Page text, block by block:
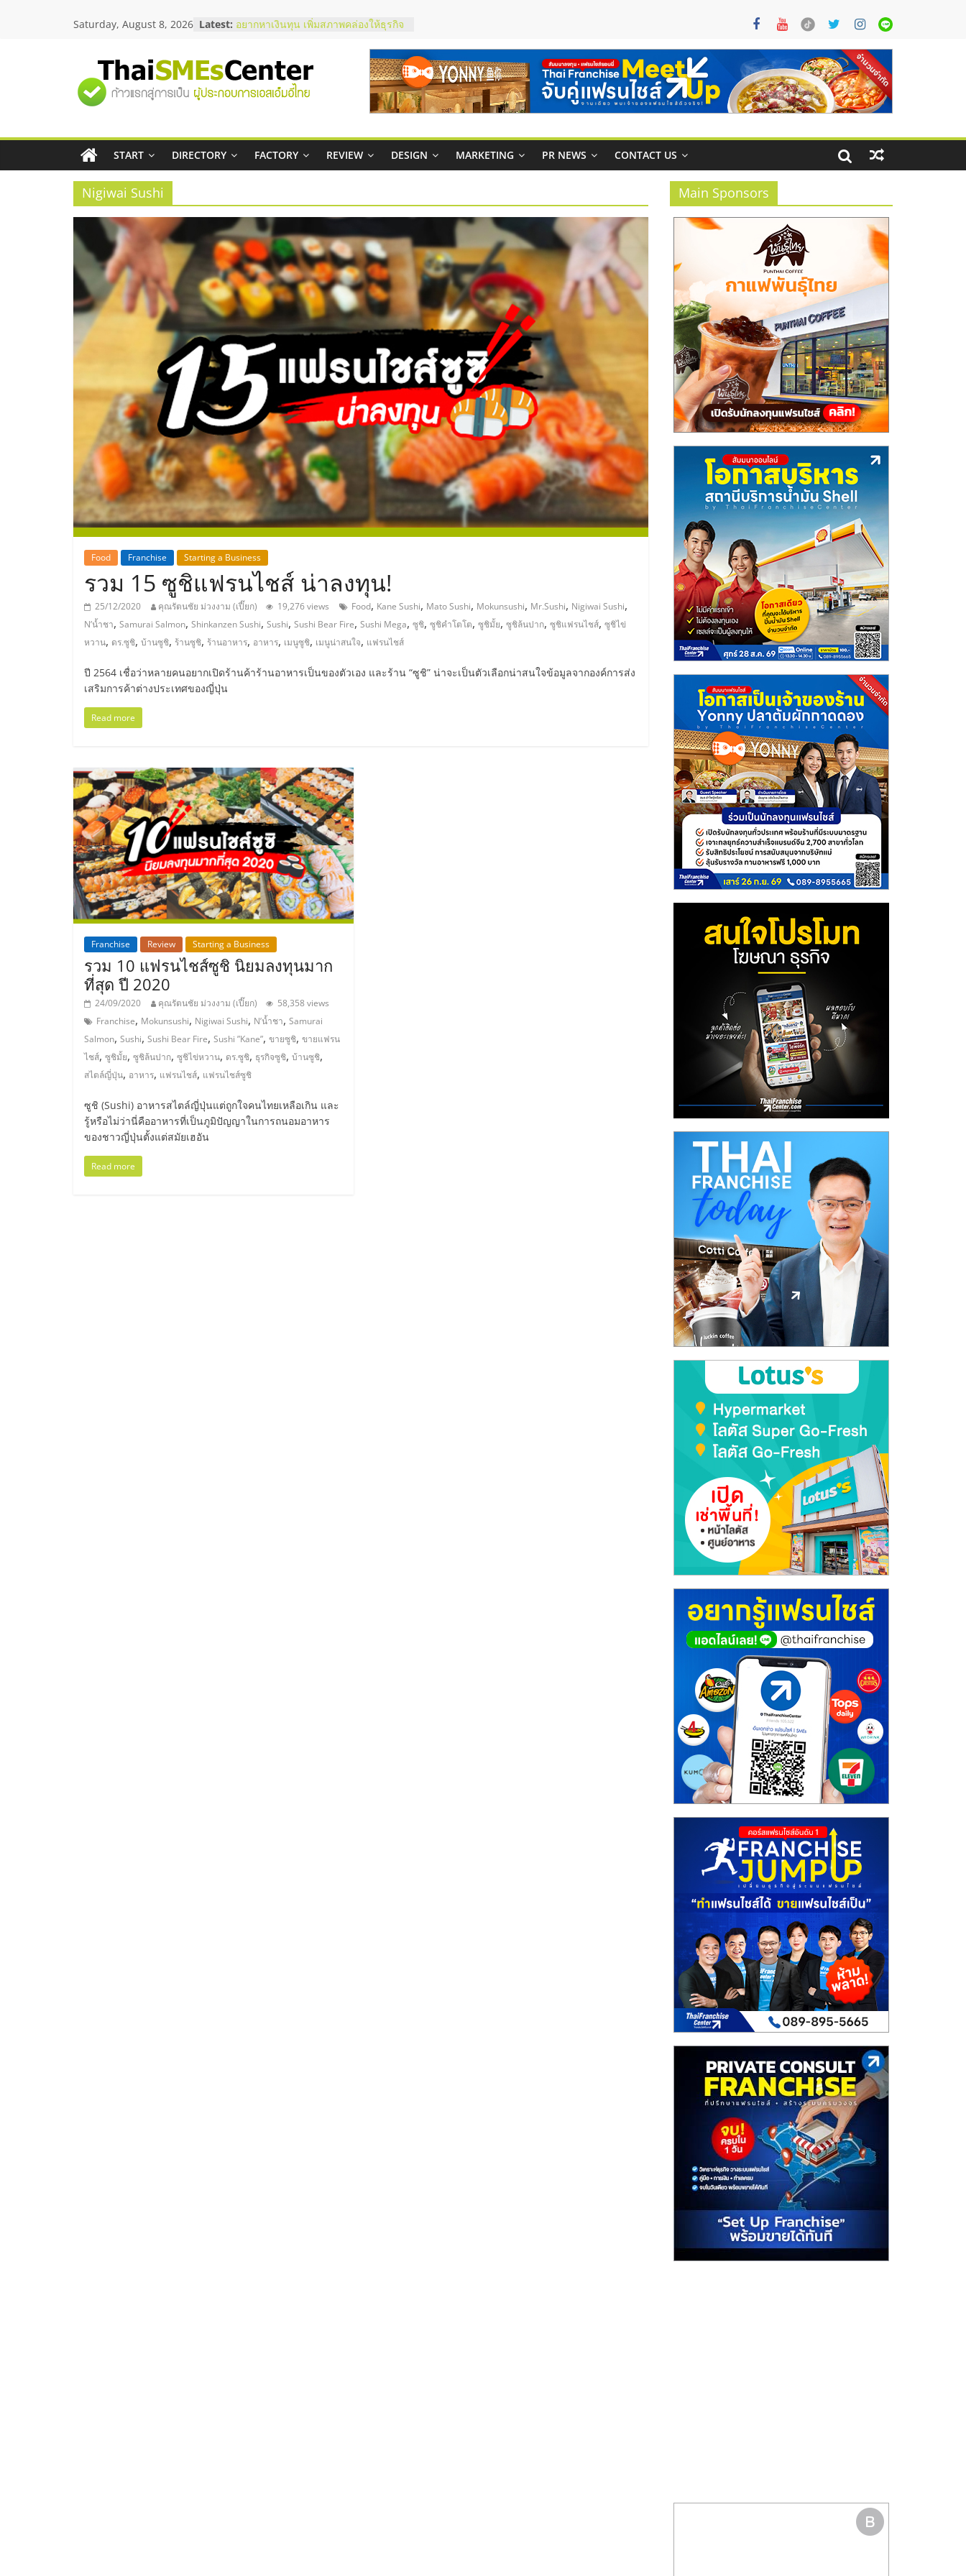
Saturday, August 8, 2026 Latest:
บริษัท Cybersecurity ในไทยที่ไหนดี?
วิธีเลือกผู้ให้บริการให้คุ้มค่าและตอบ
อยากหาเงินทุน เพิ่มสภาพคล่องให้ธุรกิจ
เริ่มยังไงให้ผ่านฉลุย
สัมมนาออนไลน์ โอกาสบริหารสถานี
บริการน้ำมัน Shell
ไชส์ ครั้งที่ 8
ร้านเครื่องเสียงคุณภาพสูง พร้อม
โซลูชันระบบภาพและเสียง
"ศูนย์
รวม
ข้อมูล
ธุรกิจ
SME
แห่ง
ประเทศไทย,
ThaiSMEsCenter,
รวม
ธุรกิจ
เอ
ส
เอ็
มอี
ไทย,
SMEs,
แฟ
รน
ไชส์,
ที่
ปรึกษา
แฟ
รน
ไชส์,
รวม
แฟ
รน
ไชส์
START DIRECTORY FACTORY REVIEW DESIGN MARKETING PR NEWS CONTACT US
Nigiwai Sushi
Food Franchise Starting a Business
รวม 15 ซูชิแฟรนไชส์ น่าลงทุน!
25/12/2020 คุณรัตนชัย ม่วงงาม (เปี๊ยก) 19,276 views Food, Kane Sushi, Mato Sushi, Mokunsushi, Mr.Sushi, Nigiwai Sushi,
N’น้ำชา, Samurai Salmon, Shinkanzen Sushi, Sushi, Sushi Bear Fire, Sushi Mega, ซูชิ, ซูชิคำโตโต, ซูชิมั้ย, ซูชิล้นปาก, ซูชิแฟรนไชส์, ซูชิไข่
หวาน, ดร.ซูชิ, บ้านซูชิ, ร้านซูชิ, ร้านอาหาร, อาหาร, เมนูซูชิ, เมนูน่าสนใจ, แฟรนไชส์
ปี 2564 เชื่อว่าหลายคนอยากเปิดร้านค้าร้านอาหารเป็นของตัวเอง และร้าน “ซูชิ” น่าจะเป็นตัวเลือกน่าสนใจข้อมูลจากองค์การส่ง
เสริมการค้าต่างประเทศของญี่ปุ่น
Read more
Franchise Review Starting a Business
รวม 10 แฟรนไชส์ซูชิ นิยมลงทุนมาก
ที่สุด ปี 2020
24/09/2020 คุณรัตนชัย ม่วงงาม (เปี๊ยก)
58,358 views
Franchise, Mokunsushi, Nigiwai Sushi, N’น้ำชา, Samurai
Salmon, Sushi, Sushi Bear Fire, Sushi ”Kane”, ขายซูชิ, ขายแฟรน
ไชส์, ซูชิมั้ย, ซูชิล้นปาก, ซูชิไข่หวาน, ดร.ซูชิ, ธุรกิจซูชิ, บ้านซูชิ,
สไตล์ญี่ปุ่น, อาหาร, แฟรนไชส์, แฟรนไชส์ซูชิ
ซูชิ (Sushi) อาหารสไตล์ญี่ปุ่นแต่ถูกใจคนไทยเหลือเกิน และ
รู้หรือไม่ว่านี่คืออาหารที่เป็นภูมิปัญญาในการถนอมอาหาร
ของชาวญี่ปุ่นตั้งแต่สมัยเฮอัน
Read more
Main Sponsors